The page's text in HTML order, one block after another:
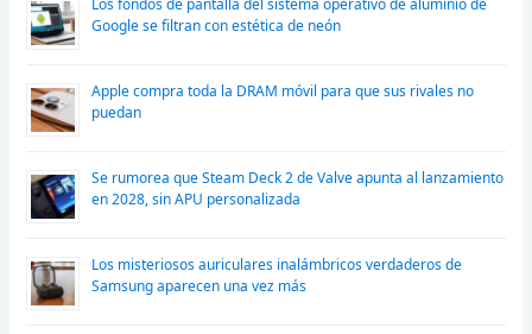
Google se filtran con estética de neón
Apple compra toda la DRAM móvil para que sus rivales no
puedan
Se rumorea que Steam Deck 2 de Valve apunta al lanzamiento
en 2028, sin APU personalizada
Los misteriosos auriculares inalámbricos verdaderos de
Samsung aparecen una vez más